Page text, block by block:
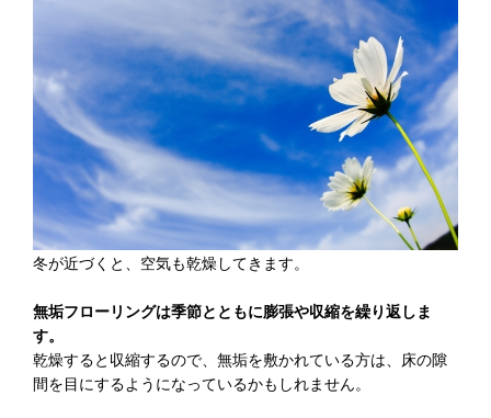
冬が近づくと、空気も乾燥してきます。
無垢フローリングは季節とともに膨張や収縮を繰り返しま
す。
乾燥すると収縮するので、無垢を敷かれている方は、床の隙
間を目にするようになっているかもしれません。